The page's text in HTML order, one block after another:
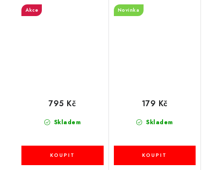
Akce
Skladem
795 Kč
Novinka
Skladem
179 Kč